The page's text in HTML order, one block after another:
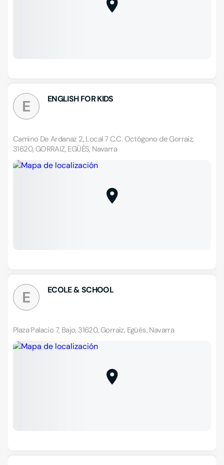
E ENGLISH FOR KIDS
Camino De Ardanaz 2, Local 7 C.C. Octógono de Gorraiz,
31620, GORRAIZ, EGÜÉS, Navarra
E ECOLE & SCHOOL
Plaza Palacio 7, Bajo, 31620, Gorraiz, Egüés, Navarra